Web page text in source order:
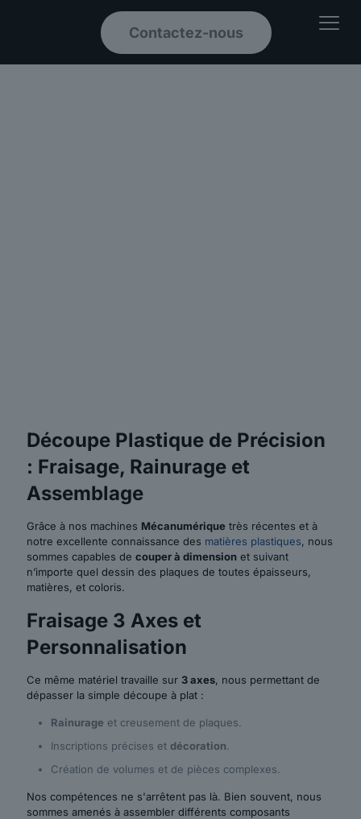
Contactez-nous
Découpe Plastique de Précision
: Fraisage, Rainurage et
Assemblage
Grâce à nos machines Mécanumérique très récentes et à
notre excellente connaissance des matières plastiques, nous
sommes capables de couper à dimension et suivant
n’importe quel dessin des plaques de toutes épaisseurs,
matières, et coloris.
Fraisage 3 Axes et
Personnalisation
Ce même matériel travaille sur 3 axes, nous permettant de
dépasser la simple découpe à plat :
Rainurage et creusement de plaques.
Inscriptions précises et décoration
Création de volumes et de pièces complexes.
Nos compétences ne s'arrêtent pas là. Bien souvent, nous
sommes amenés à assembler différents composants